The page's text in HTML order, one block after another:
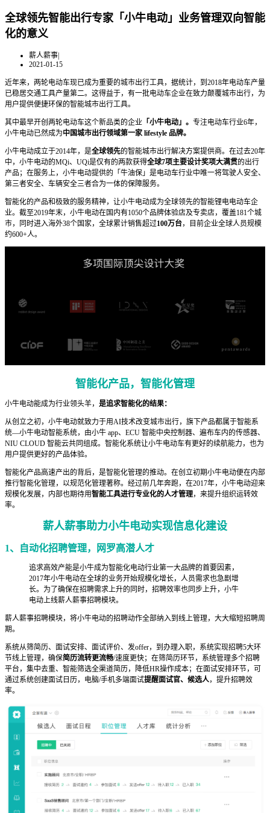
全球领先智能出行专家「小牛电动」业务管理双向智能
化的意义
薪人薪事|
2021-01-15
近年来，两轮电动车现已成为重要的城市出行工具，据统计，到2018年电动车产量
已稳居交通工具产量第二。这得益于，有一批电动车企业在致力颠覆城市出行，为
用户提供便捷环保的智能城市出行工具。
其中最早开创两轮电动车这个新品类的企业 「小牛电动」。 专注电动车行业6年，
小牛电动已然成为中国城市出行领域第一家 lifestyle 品牌。
小牛电动成立于2014年，是全球领先的智能城市出行解决方案提供商。在过去20年
中，小牛电动的MQi、UQi是仅有的两款获得全球7项主要设计奖项大满贯的出行
产品；在服务上，小牛电动提供的「牛油保」是电动车行业中唯一将驾驶人安全、
第三者安全、车辆安全三者合为一体的保障服务。
智能化的产品和极致的服务精神，让小牛电动成为全球领先的智能锂电电动车企
业。截至2019年末，小牛电动在国内有1050个品牌体验店及专卖店，覆盖181个城
市，同时进入海外38个国家，全球累计销售超过100万台，目前企业全球人员规模
约600+人。
智能化产品，智能化管理
小牛电动能成为行业领头羊， 是追求智能化的结果：
从创立之初，小牛电动就致力于用AI技术改变城市出行，旗下产品都属于智能系
统—小牛电动智能系统，由小牛 app、ECU 智能中央控制器、遍布车内的传感器、
NIU CLOUD 智能云共同组成。智能化系统让小牛电动车有更好的续航能力，也为
用户提供更好的产品体验。
智能化产品高速产出的背后，是智能化管理的推动。在创立初期小牛电动便在内部
推行智能化管理，以规范化管理著称。经过前几年奔跑，在2017年，小牛电动迎来
规模化发展，内部也期待用智能工具进行专业化的人才管理，来提升组织运转效
率。
薪人薪事助力小牛电动实现信息化建设
1、 自动化招聘管理，网罗高潜人才
追求高效产能是小牛成为智能化电动行业第一大品牌的首要因素，
2017年小牛电动在全球的业务开始规模化增长，人员需求也急剧增
长。为了确保在招聘需求上升的同时，招聘效率也同步上升，小牛
电动上线薪人薪事招聘模块。
薪人薪事招聘模块，将小牛电动的招聘动作全部纳入到线上管理，大大缩短招聘周
期。
系统从筛简历、面试安排、面试评价、发offer，到办理入职，系统实现招聘5大环
节线上管理，确保简历流转更流畅/速度更快；在筛简历环节，系统管理多个招聘
平台，集中去重、智能筛选全渠道简历，降低HR操作成本；在面试安排环节，可
通过系统创建面试日历，电脑/手机多端面试提醒面试官、候选人，提升招聘效
率。